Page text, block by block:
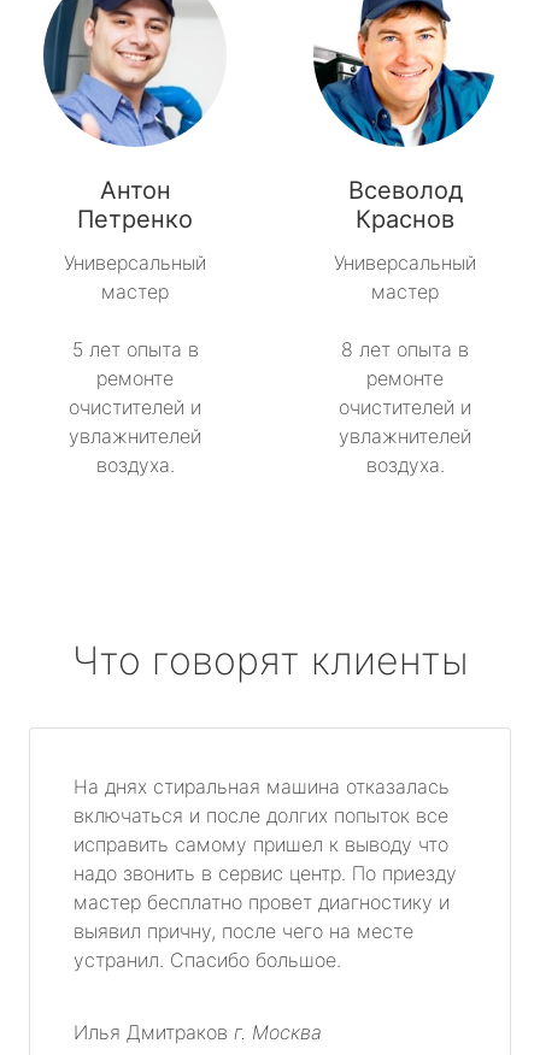
Антон
Петренко
Универсальный
мастер
5 лет опыта в
ремонте
очистителей и
увлажнителей
воздуха.
Всеволод
Краснов
Универсальный
мастер
8 лет опыта в
ремонте
очистителей и
увлажнителей
воздуха.
Что говорят клиенты
На днях стиральная машина отказалась
включаться и после долгих попыток все
исправить самому пришел к выводу что
надо звонить в сервис центр. По приезду
мастер бесплатно провет диагностику и
выявил причну, после чего на месте
устранил. Спасибо большое.
Илья Дмитраков г. Москва